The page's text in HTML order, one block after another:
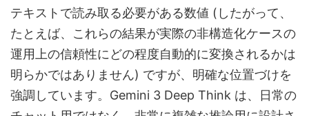
テキストで読み取る必要がある数値 (したがって、
たとえば、これらの結果が実際の非構造化ケースの
運用上の信頼性にどの程度自動的に変換されるかは
明らかではありません) ですが、明確な位置づけを
強調しています。Gemini 3 Deep Think は、日常の